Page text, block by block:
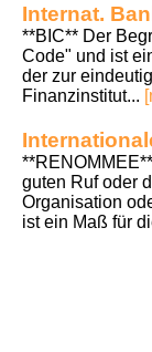
Internat.
**BIC** Der
Code" und ist
der zur
Finanzinstitut...
guten Ruf oder
Organisation
ist ein Maß für